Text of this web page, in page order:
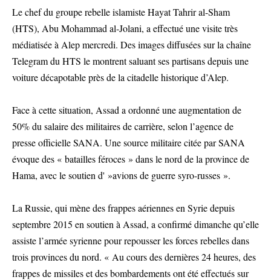
Le chef du groupe rebelle islamiste Hayat Tahrir al-Sham
(HTS), Abu Mohammad al-Jolani, a effectué une visite très
médiatisée à Alep mercredi. Des images diffusées sur la chaîne
Telegram du HTS le montrent saluant ses partisans depuis une
voiture décapotable près de la citadelle historique d’Alep.
Face à cette situation, Assad a ordonné une augmentation de
50% du salaire des militaires de carrière, selon l’agence de
presse officielle SANA. Une source militaire citée par SANA
évoque des « batailles féroces » dans le nord de la province de
Hama, avec le soutien d' »avions de guerre syro-russes ».
La Russie, qui mène des frappes aériennes en Syrie depuis
septembre 2015 en soutien à Assad, a confirmé dimanche qu’elle
assiste l’armée syrienne pour repousser les forces rebelles dans
trois provinces du nord. « Au cours des dernières 24 heures, des
frappes de missiles et des bombardements ont été effectués sur